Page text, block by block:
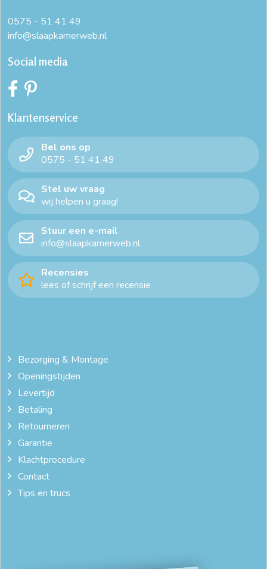
0575 - 51 41 49
info@slaapkamerweb.nl
Social media
Klantenservice
Bel ons op
0575 - 51 41 49
Stel uw vraag
wij helpen u graag!
Stuur een e-mail
info@slaapkamerweb.nl
Recensies
lees of schrijf een recensie
Bezorging & Montage
Openingstijden
Levertijd
Betaling
Retourneren
Garantie
Klachtprocedure
Contact
Tips en trucs